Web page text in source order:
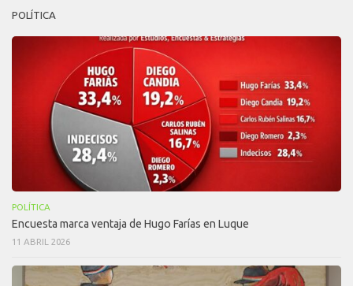
POLÍTICA
POLÍTICA
Encuesta marca ventaja de Hugo Farías en Luque
11 ABRIL 2026